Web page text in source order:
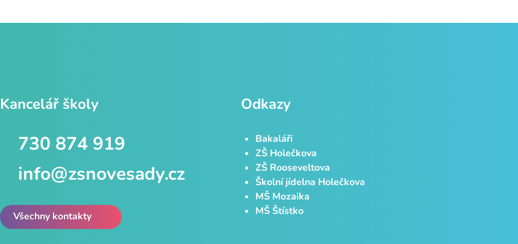
Kancelář školy
730 874 919
info@zsnovesady.cz
Všechny kontakty
Odkazy
Bakaláři
ZŠ Holečkova
ZŠ Rooseveltova
Školní jídelna Holečkova
MŠ Mozaika
MŠ Štístko